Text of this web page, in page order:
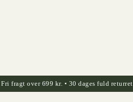
Fri fragt over 699 kr. • 30 dages fuld returret